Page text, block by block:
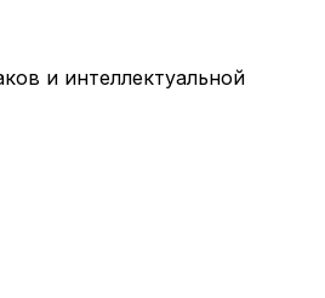
и интеллектуальной